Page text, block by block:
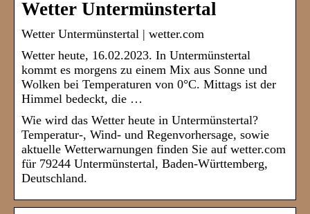
Wetter Untermünstertal
Wetter Untermünstertal | wetter.com
Wetter heute, 16.02.2023. In Untermünstertal
kommt es morgens zu einem Mix aus Sonne und
Wolken bei Temperaturen von 0°C. Mittags ist der
Himmel bedeckt, die …
Wie wird das Wetter heute in Untermünstertal?
Temperatur-, Wind- und Regenvorhersage, sowie
aktuelle Wetterwarnungen finden Sie auf wetter.com
für 79244 Untermünstertal, Baden-Württemberg,
Deutschland.